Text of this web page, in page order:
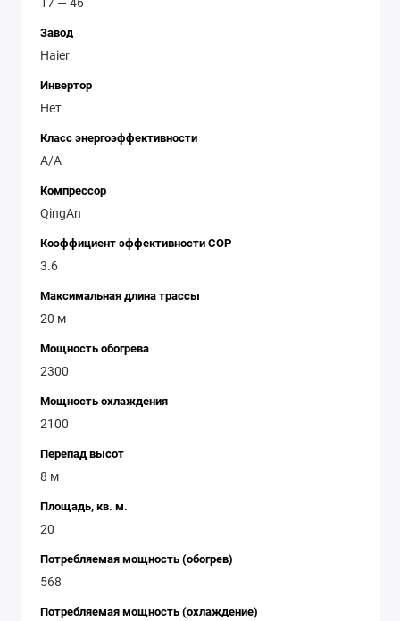
Завод
Haier
Инвертор
Нет
Класс энергоэффективности
A/A
Компрессор
QingAn
Коэффициент эффективности COP
3.6
Максимальная длина трассы
20 м
Мощность обогрева
2300
Мощность охлаждения
2100
Перепад высот
8 м
Площадь, кв. м.
20
Потребляемая мощность (обогрев)
568
Потребляемая мощность (охлаждение)